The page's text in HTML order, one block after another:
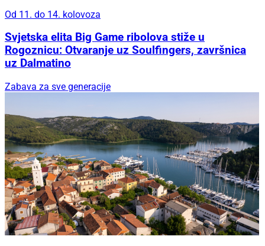
Od 11. do 14. kolovoza
Svjetska elita Big Game ribolova stiže u
Rogoznicu: Otvaranje uz Soulfingers, završnica
uz Dalmatino
Zabava za sve generacije